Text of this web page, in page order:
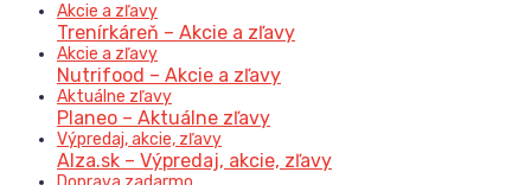
Akcie a zľavy
Trenírkáreň – Akcie a zľavy
Akcie a zľavy
Nutrifood – Akcie a zľavy
Aktuálne zľavy
Planeo – Aktuálne zľavy
Výpredaj, akcie, zľavy
Alza.sk – Výpredaj, akcie, zľavy